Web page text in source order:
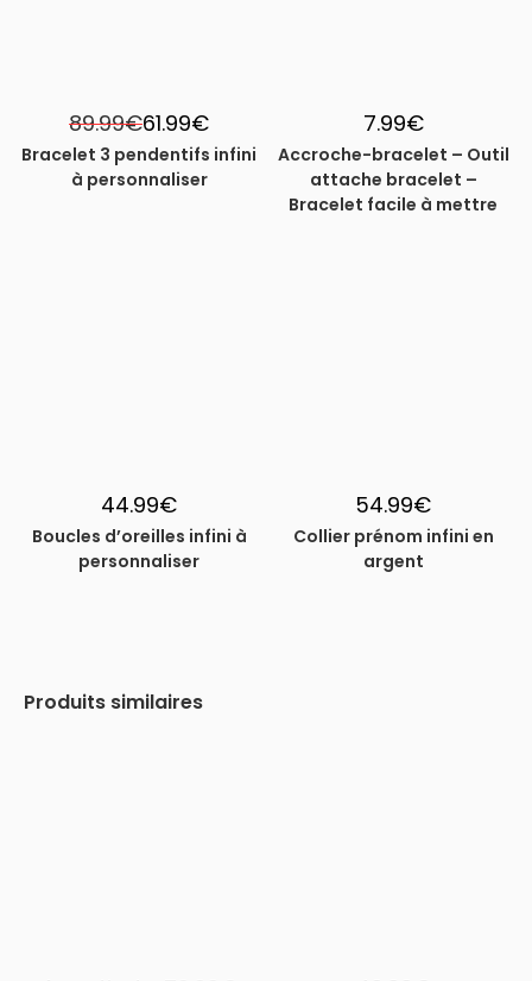
89.99€61.99€
Bracelet 3 pendentifs infini
à personnaliser
7.99€
Accroche-bracelet – Outil
attache bracelet –
Bracelet facile à mettre
44.99€
Boucles d’oreilles infini à
personnaliser
54.99€
Collier prénom infini en
argent
Produits similaires